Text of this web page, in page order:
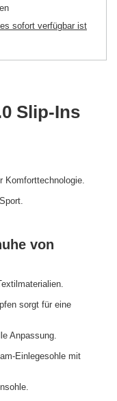
sofort verfügbar ist
Slip-Ins
Komforttechnologie.
von
sorgt für eine
Anpassung.
Einlegesohle mit